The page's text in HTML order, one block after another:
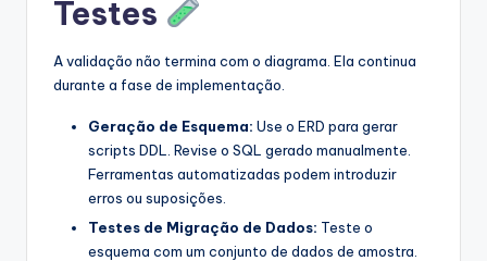
Testes
A validação não termina com o diagrama. Ela continua
durante a fase de implementação.
Geração de Esquema: Use o ERD para gerar
scripts DDL. Revise o SQL gerado manualmente.
Ferramentas automatizadas podem introduzir
erros ou suposições.
Testes de Migração de Dados: Teste o
esquema com um conjunto de dados de amostra.